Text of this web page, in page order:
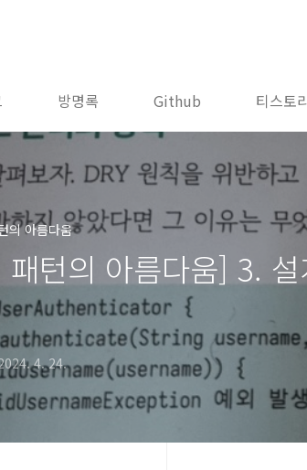
방명록 Github 티스토
의 아름다움
패턴의 아름다움] 3.
4. 24.